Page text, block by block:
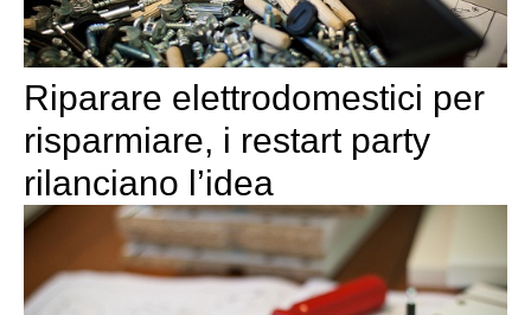
Riparare elettrodomestici per
risparmiare, i restart party
rilanciano l’idea